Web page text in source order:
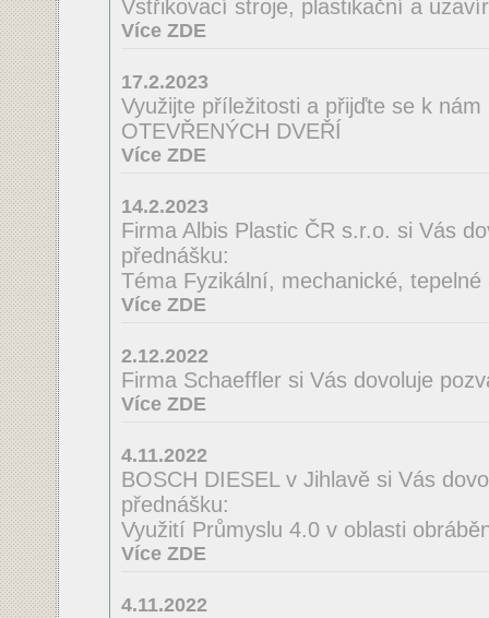
Vstřikovací stroje, plastikační a
Více ZDE
17.2.2023
Využijte příležitosti a přijďte se k
OTEVŘENÝCH DVEŘÍ
Více ZDE
14.2.2023
Firma Albis Plastic ČR s.r.o. si Vás
přednášku:
Téma Fyzikální, mechanické,
Více ZDE
2.12.2022
Firma Schaeffler si Vás dovoluje
Více ZDE
4.11.2022
BOSCH DIESEL v Jihlavě si Vás
přednášku:
Využití Průmyslu 4.0 v oblasti
Více ZDE
4.11.2022